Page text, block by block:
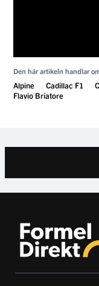
Den här artikeln handlar
Alpine Cadillac F1
Flavio Briatore